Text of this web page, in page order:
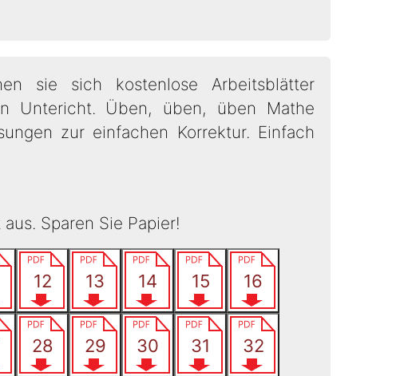
sie sich kostenlose Arbeitsblätter
Untericht. Üben, üben, üben Mathe
zur einfachen Korrektur. Einfach
Sparen Sie Papier!